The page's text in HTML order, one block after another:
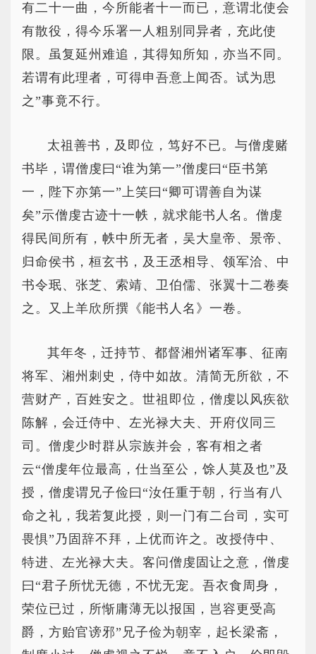
有二十一曲，今所能者十一而已，意谓北使会
有散役，得今乐署一人粗别同异者，充此使
限。虽复延州难追，其得知所知，亦当不同。
若谓有此理者，可得申吾意上闻否。试为思
之”事竟不行。
太祖善书，及即位，笃好不已。与僧虔赌
书毕，谓僧虔曰“谁为第一”僧虔曰“臣书第
一，陛下亦第一”上笑曰“卿可谓善自为谋
矣”示僧虔古迹十一帙，就求能书人名。僧虔
得民间所有，帙中所无者，吴大皇帝、景帝、
归命侯书，桓玄书，及王丞相导、领军洽、中
书令珉、张芝、索靖、卫伯儒、张翼十二卷奏
之。又上羊欣所撰《能书人名》一卷。
其年冬，迁持节、都督湘州诸军事、征南
将军、湘州刺史，侍中如故。清简无所欲，不
营财产，百姓安之。世祖即位，僧虔以风疾欲
陈解，会迁侍中、左光禄大夫、开府仪同三
司。僧虔少时群从宗族并会，客有相之者
云“僧虔年位最高，仕当至公，馀人莫及也”及
授，僧虔谓兄子俭曰“汝任重于朝，行当有八
命之礼，我若复此授，则一门有二台司，实可
畏惧”乃固辞不拜，上优而许之。改授侍中、
特进、左光禄大夫。客问僧虔固让之意，僧虔
曰“君子所忧无德，不忧无宠。吾衣食周身，
荣位已过，所惭庸薄无以报国，岂容更受高
爵，方贻官谤邪”兄子俭为朝宰，起长梁斋，